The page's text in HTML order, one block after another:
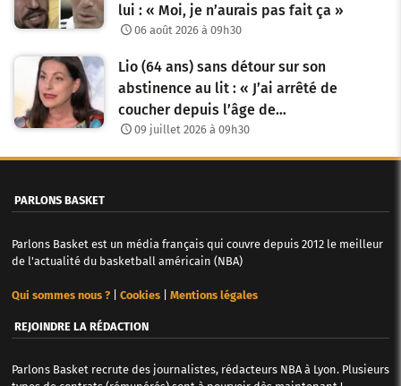
lui : « Moi, je n’aurais pas fait ça »
06 août 2026 à 09h30
Lio (64 ans) sans détour sur son
abstinence au lit : « J’ai arrêté de
coucher depuis l’âge de…
09 juillet 2026 à 09h30
PARLONS BASKET
Parlons Basket est un média français qui couvre depuis 2012 le meilleur
de l'actualité du basketball américain (NBA)
Qui sommes nous ?| Cookies| Mentions légales
REJOINDRE LA RÉDACTION
Parlons Basket recrute des journalistes, rédacteurs NBA à Lyon. Plusieurs